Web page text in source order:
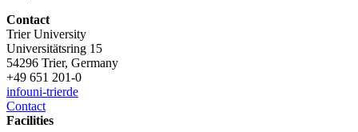
Contact
Trier University
Universitätsring 15
54296 Trier, Germany
+49 651 201-0
infouni-trierde
Contact
Facilities